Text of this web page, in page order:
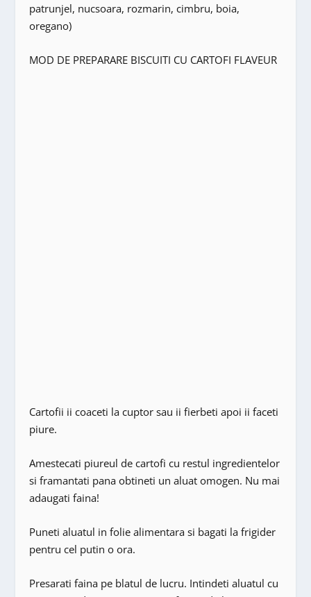
patrunjel, nucsoara, rozmarin, cimbru, boia,
oregano)
MOD DE PREPARARE BISCUITI CU CARTOFI FLAVEUR
Cartofii ii coaceti la cuptor sau ii fierbeti apoi ii faceti
piure.
Amestecati piureul de cartofi cu restul ingredientelor
si framantati pana obtineti un aluat omogen. Nu mai
adaugati faina!
Puneti aluatul in folie alimentara si bagati la frigider
pentru cel putin o ora.
Presarati faina pe blatul de lucru. Intindeti aluatul cu